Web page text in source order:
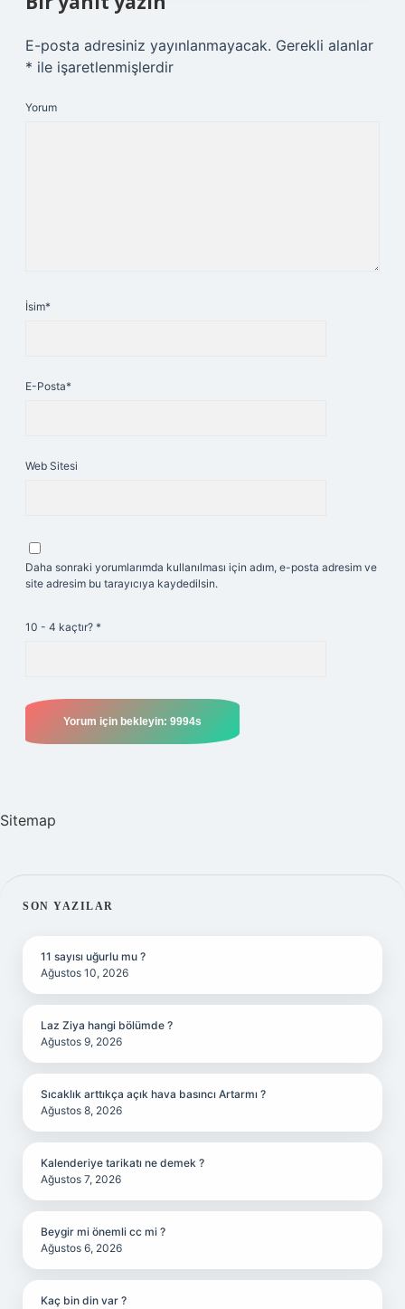
E-posta adresiniz yayınlanmayacak. Gerekli alanlar
* ile işaretlenmişlerdir
Yorum
İsim*
E-Posta*
Web Sitesi
Daha sonraki yorumlarımda kullanılması için adım, e-posta adresim ve
site adresim bu tarayıcıya kaydedilsin.
10 - 4 kaçtır? *
Sitemap
SIDEBAR
SON YAZILAR
11 sayısı uğurlu mu ?
Ağustos 10, 2026
Laz Ziya hangi bölümde ?
Ağustos 9, 2026
Sıcaklık arttıkça açık hava basıncı Artarmı ?
Ağustos 8, 2026
Kalenderiye tarikatı ne demek ?
Ağustos 7, 2026
Beygir mi önemli cc mi ?
Ağustos 6, 2026
Kaç bin din var ?